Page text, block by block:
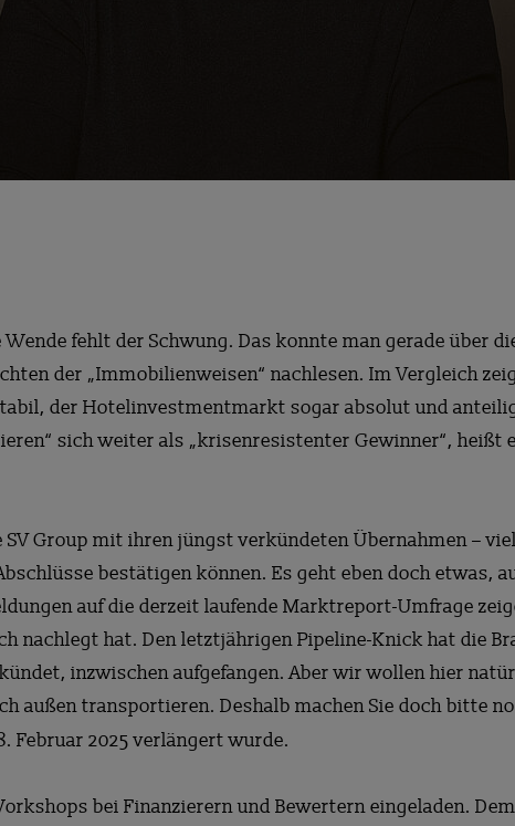
fehlt der Schwung. Das konnte man gerade über
der „Immobilienweisen“ nachlesen. Im Vergleich
der Hotelinvestmentmarkt sogar absolut und
sich weiter als „krisenresistenter Gewinner“, heißt
SV Group mit ihren jüngst verkündeten Übernahmen –
bestätigen können. Es geht eben doch etwas,
auf die derzeit laufende Marktreport-Umfrage
nachlegt hat. Den letztjährigen Pipeline-Knick hat die
inzwischen aufgefangen. Aber wir wollen hier
außen transportieren. Deshalb machen Sie doch bitte
Februar 2025 verlängert wurde.
bei Finanzierern und Bewertern eingeladen.